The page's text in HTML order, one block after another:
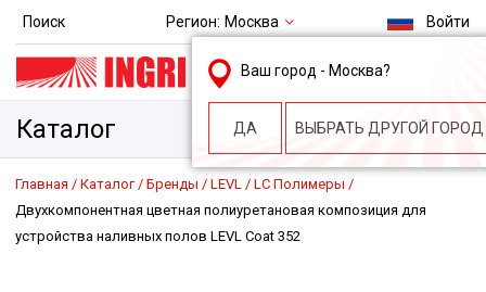
Поиск Регион: Москва
Ваш город - Москва?
ДА ВЫБРАТЬ ДРУГОЙ ГОРОД
Войти
msk@ingri.ru
пн. – пт.: 9.00-18.00
Каталог
Главная Каталог Бренды LEVL
LC Полимеры
Двухкомпонентная цветная полиуретановая композиция для
устройства наливных полов LEVL Coat 352